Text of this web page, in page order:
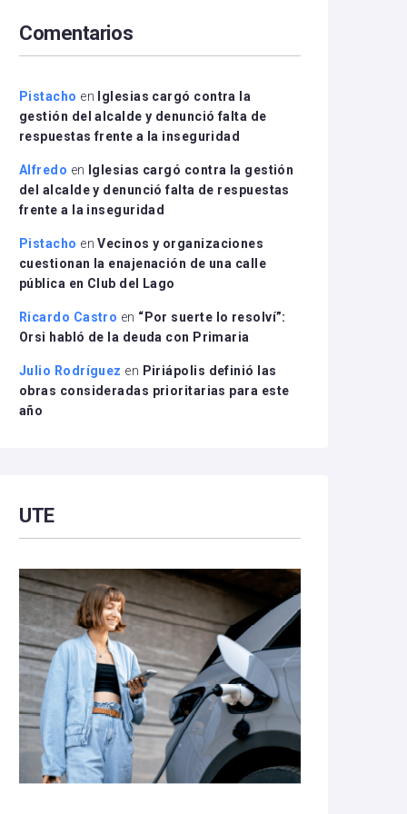
disminuir
el
Comentarios
Pistacho en
Iglesias cargó contra la
gestión del alcalde y denunció falta de
respuestas frente a la inseguridad
Alfredo en
Iglesias cargó contra la gestión
del alcalde y denunció falta de respuestas
frente a la inseguridad
Pistacho enVecinos y organizaciones
cuestionan la enajenación de una calle
pública en Club del Lago
Ricardo Castro en “Por suerte lo resolví”:
Orsi habló de la deuda con Primaria
Julio Rodríguez en Piriápolis definió las
obras consideradas prioritarias para este
año
UTE